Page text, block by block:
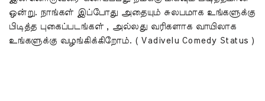
ஒன்று. நாங்கள் இப்போது அதையும் சுலபமாக உங்களுக்கு
பிடித்த புகைப்படங்கள் , அல்லது வரிகளாக வாயிலாக
உங்களுக்கு வழங்கிக்கிறோம். ( Vadivelu Comedy Status )